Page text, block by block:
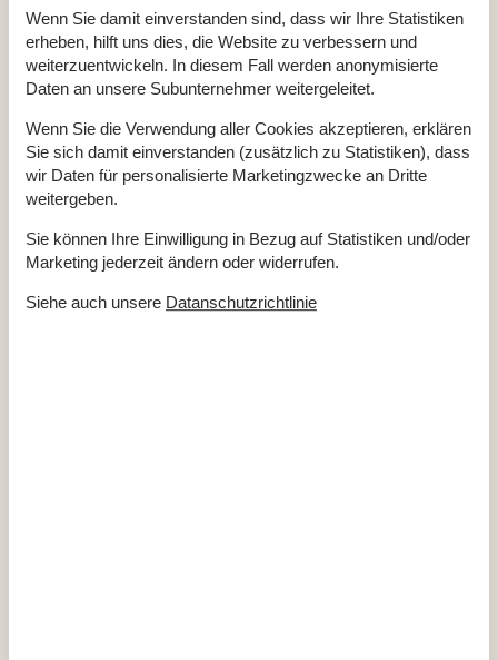
Internet Ja
Kaminofen Ja
Nichtraucher Ja
Klimafreundlich Ja
Gesamte Ausstattung
Anzahl Erw. 6
Anzahl Haustiere 1
Dusche
Wenn Sie damit einverstanden sind, dass wir Ihre Statistiken
erheben, hilft uns dies, die Website zu verbessern und
weiterzuentwickeln. In diesem Fall werden anonymisierte
Daten an unsere Subunternehmer weitergeleitet.
Wenn Sie die Verwendung aller Cookies akzeptieren, erklären
Sie sich damit einverstanden (zusätzlich zu Statistiken), dass
wir Daten für personalisierte Marketingzwecke an Dritte
weitergeben.
Sie können Ihre Einwilligung in Bezug auf Statistiken und/oder
Marketing jederzeit ändern oder widerrufen.
Siehe auch unsere Datanschutzrichtlinie